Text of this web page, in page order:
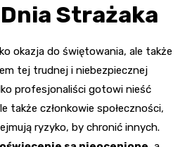
Strażaka
okazja do świętowania, ale także
tej trudnej i niebezpiecznej
profesjonaliści gotowi nieść
także członkowie społeczności,
ryzyko, by chronić innych.